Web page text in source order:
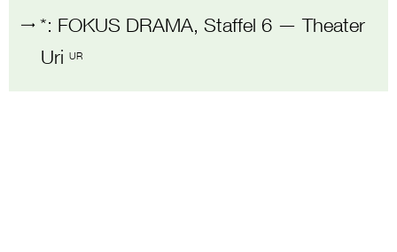
*: FOKUS DRAMA, Staffel 6 —Theater
Uri UR